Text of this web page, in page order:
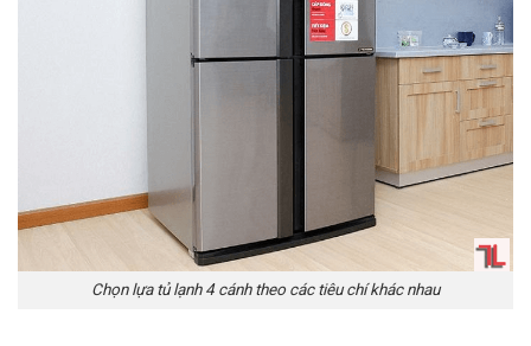
Chọn lựa tủ lạnh 4 cánh theo các tiêu chí khác nhau